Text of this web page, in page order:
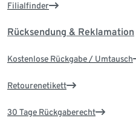
Filialfinder
Rücksendung & Reklamation
Kostenlose Rückgabe / Umtausch
Retourenetikett
30 Tage Rückgaberecht